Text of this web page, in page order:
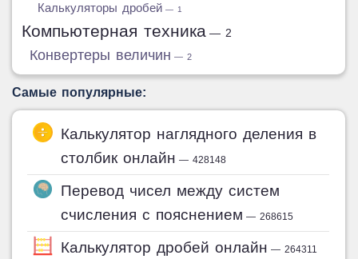
Калькуляторы дробей — 1
Компьютерная техника — 2
Конвертеры величин — 2
Самые популярные:
Калькулятор наглядного деления в
столбик онлайн — 428148
Перевод чисел между систем
счисления с пояснением — 268615
Калькулятор дробей онлайн — 264311